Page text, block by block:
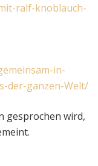
ralf-knoblauch-
in-
der-ganzen-Welt/
gesprochen wird,